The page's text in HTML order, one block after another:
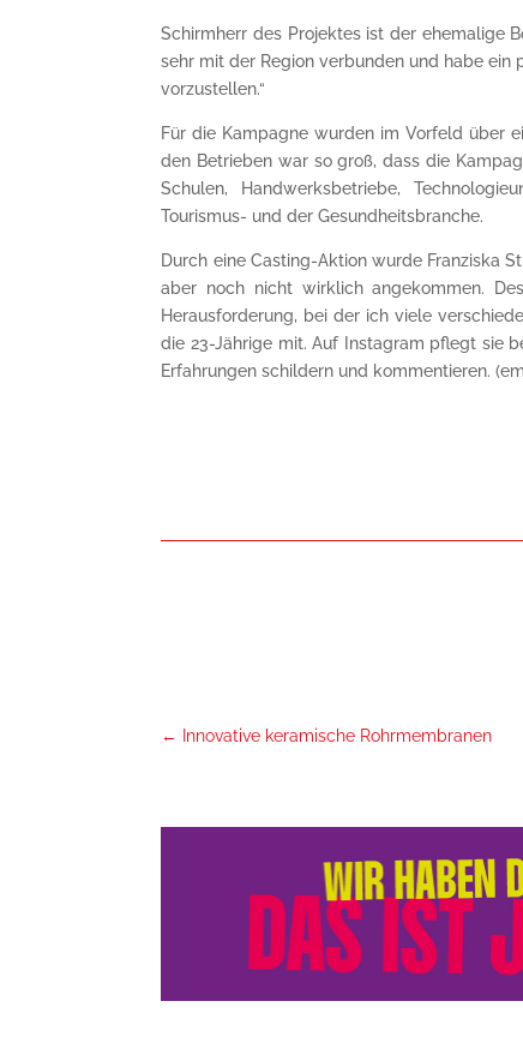
Schirmherr des Projektes ist der ehemalige
sehr mit der Region verbunden und habe
vorzustellen.“
Für die Kampagne wurden im Vorfeld über
den Betrieben war so groß, dass die
Schulen, Handwerksbetriebe,
Tourismus- und der Gesundheitsbranche.
Durch eine Casting-Aktion wurde Franziska
aber noch nicht wirklich angekommen.
Herausforderung, bei der ich viele
die 23-Jährige mit. Auf Instagram pflegt sie
Erfahrungen schildern und kommentieren.
← Innovative keramische Rohrmembranen